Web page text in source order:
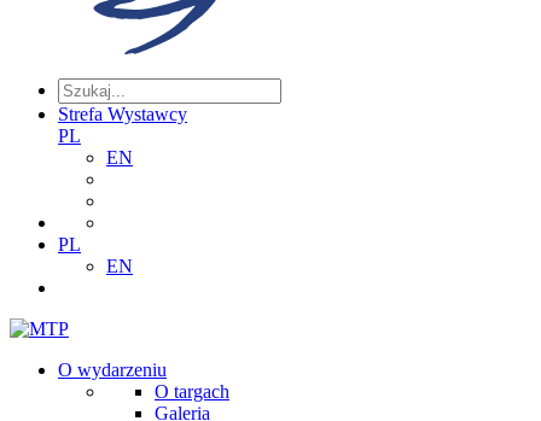
Strefa Wystawcy
PL
EN
PL
EN
O wydarzeniu
O targach
Galeria